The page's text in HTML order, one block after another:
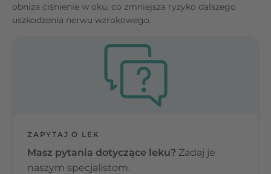
obniża ciśnienie w oku, co zmniejsza ryzyko dalszego
uszkodzenia nerwu wzrokowego.
ZAPYTAJ O LEK
Masz pytania dotyczące leku? Zadaj je
naszym specjalistom.